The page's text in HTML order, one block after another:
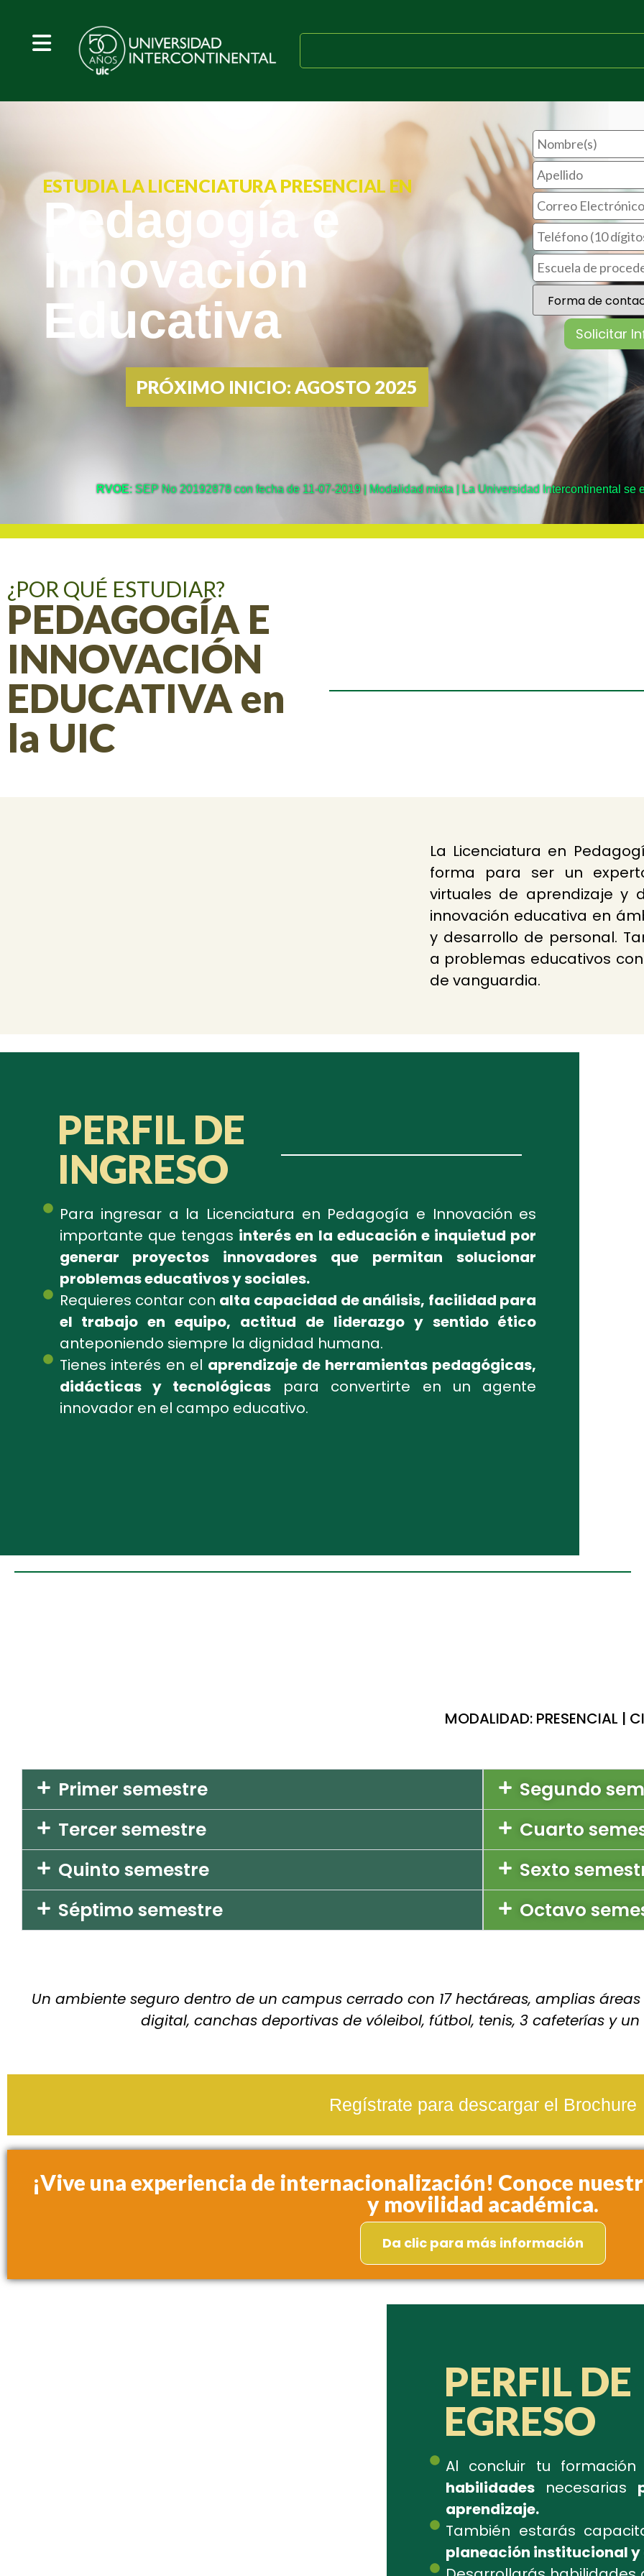
ESTUDIA LA LICENCIATURA PRESENCIAL EN
Pedagogía e
Innovación
Educativa
PRÓXIMO INICIO: AGOSTO 2025
RVOE: SEP No 20192878 con fecha de 11-07-2019 | Modalidad mixta | La Universidad Intercontinental se
¿POR QUÉ ESTUDIAR?
PEDAGOGÍA E
INNOVACIÓN
EDUCATIVA en
la UIC
La Licenciatura en
forma para ser un
virtuales de aprendizaje y
innovación educativa en
y desarrollo de personal.
a problemas educativos
de vanguardia.
PERFIL DE
INGRESO
Para ingresar a la Licenciatura en Pedagogía e Innovación es
importante que tengas interés en la educación e inquietud por
generar proyectos innovadores que permitan solucionar
problemas educativos y sociales.
Requieres contar con alta capacidad de análisis, facilidad para
el trabajo en equipo, actitud de liderazgo y sentido ético
anteponiendo siempre la dignidad humana.
Tienes interés en el aprendizaje de herramientas pedagógicas,
didácticas y tecnológicas para convertirte en un agente
innovador en el campo educativo.
MODALIDAD: PRESENCIAL |
Primer semestre
Tercer semestre
Quinto semestre
Séptimo semestre
Segundo
Cuarto
Sexto
Octavo
Un ambiente seguro dentro de un campus cerrado con 17 hectáreas, amplias
digital, canchas deportivas de vóleibol, fútbol, tenis, 3 cafeterías y
Regístrate para descargar el Brochure
¡Vive una experiencia de internacionalización! Conoce
y movilidad académica.
Da clic para más información
PERFIL DE
EGRESO
Al concluir tu
habilidades necesarias
aprendizaje.
También estarás
planeación institucional